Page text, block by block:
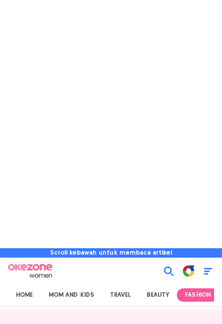
Scroll kebawah untuk membaca artikel
HOME MOM AND KIDS TRAVEL BEAUTY FASHION